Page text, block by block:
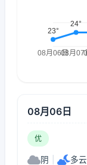
08月06日
优
阴 多云